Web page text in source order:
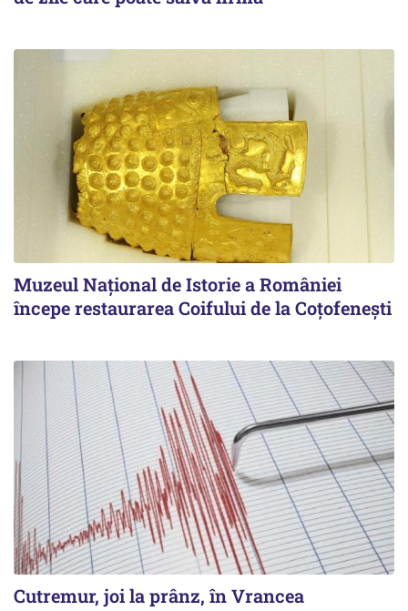
Muzeul Național de Istorie a României
începe restaurarea Coifului de la Coțofenești
Cutremur, joi la prânz, în Vrancea